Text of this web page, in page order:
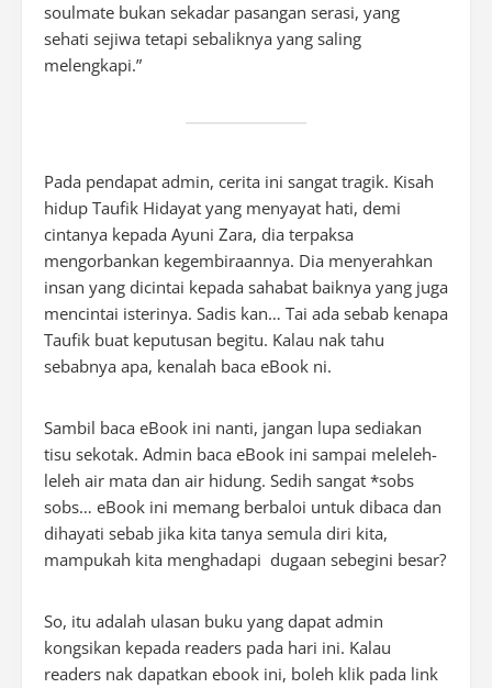
soulmate bukan sekadar pasangan serasi, yang
sehati sejiwa tetapi sebaliknya yang saling
melengkapi.”
Pada pendapat admin, cerita ini sangat tragik. Kisah
hidup Taufik Hidayat yang menyayat hati, demi
cintanya kepada Ayuni Zara, dia terpaksa
mengorbankan kegembiraannya. Dia menyerahkan
insan yang dicintai kepada sahabat baiknya yang juga
mencintai isterinya. Sadis kan… Tai ada sebab kenapa
Taufik buat keputusan begitu. Kalau nak tahu
sebabnya apa, kenalah baca eBook ni.
Sambil baca eBook ini nanti, jangan lupa sediakan
tisu sekotak. Admin baca eBook ini sampai meleleh-
leleh air mata dan air hidung. Sedih sangat *sobs
sobs… eBook ini memang berbaloi untuk dibaca dan
dihayati sebab jika kita tanya semula diri kita,
mampukah kita menghadapi dugaan sebegini besar?
So, itu adalah ulasan buku yang dapat admin
kongsikan kepada readers pada hari ini. Kalau
readers nak dapatkan ebook ini, boleh klik pada link